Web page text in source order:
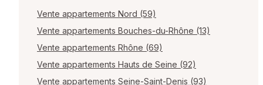
Vente appartements Nord (59)
Vente appartements Bouches-du-Rhône (13)
Vente appartements Rhône (69)
Vente appartements Hauts de Seine (92)
Vente appartements Seine-Saint-Denis (93)